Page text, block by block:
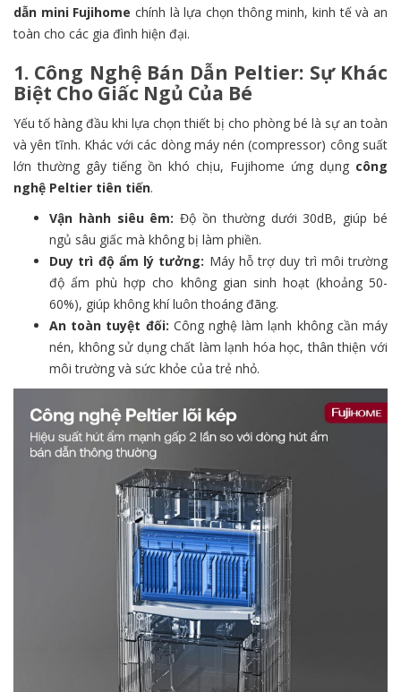
dẫn mini Fujihome chính là lựa chọn thông minh, kinh tế và an
toàn cho các gia đình hiện đại.
1. Công Nghệ Bán Dẫn Peltier: Sự Khác
Biệt Cho Giấc Ngủ Của Bé
Yếu tố hàng đầu khi lựa chọn thiết bị cho phòng bé là sự an toàn
và yên tĩnh. Khác với các dòng máy nén (compressor) công suất
lớn thường gây tiếng ồn khó chịu, Fujihome ứng dụng công
nghệ Peltier tiên tiến.
Vận hành siêu êm: Độ ồn thường dưới 30dB, giúp bé
ngủ sâu giấc mà không bị làm phiền.
Duy trì độ ẩm lý tưởng: Máy hỗ trợ duy trì môi trường
độ ẩm phù hợp cho không gian sinh hoạt (khoảng 50-
60%), giúp không khí luôn thoáng đãng.
An toàn tuyệt đối: Công nghệ làm lạnh không cần máy
nén, không sử dụng chất làm lạnh hóa học, thân thiện với
môi trường và sức khỏe của trẻ nhỏ.